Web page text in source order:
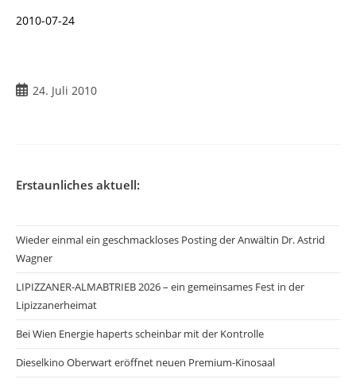
2010-07-24
24. Juli 2010
Erstaunliches aktuell:
Wieder einmal ein geschmackloses Posting der Anwältin Dr. Astrid
Wagner
LIPIZZANER-ALMABTRIEB 2026 – ein gemeinsames Fest in der
Lipizzanerheimat
Bei Wien Energie haperts scheinbar mit der Kontrolle
Dieselkino Oberwart eröffnet neuen Premium-Kinosaal